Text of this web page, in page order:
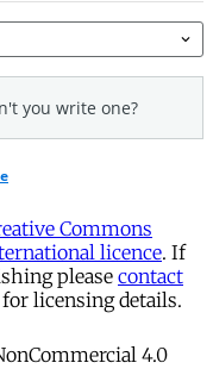
Commons
licence. If
please contact
licensing details.